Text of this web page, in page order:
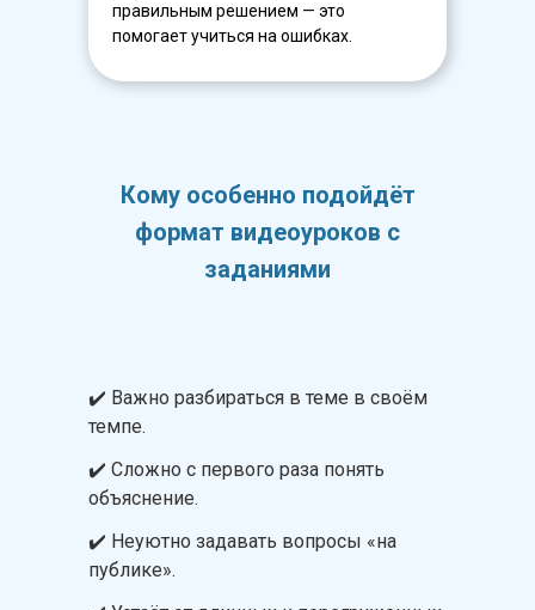
правильным решением — это
помогает учиться на ошибках.
Кому особенно подойдёт
формат видеоуроков с
заданиями
✔️ Важно разбираться в теме в своём
темпе.
✔️ Сложно с первого раза понять
объяснение.
✔️ Неуютно задавать вопросы «на
публике».